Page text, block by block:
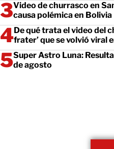
Video de churrasco en
causa polémica en Bolivia
De qué trata el video del
frater’ que se volvió viral
Super Astro Luna:
de agosto